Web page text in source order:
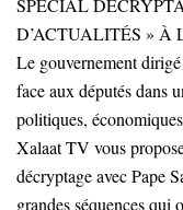
SPÉCIAL
D’ACTUALITÉS » À
Le gouvernement
face aux députés dans
politiques,
Xalaat TV vous
décryptage avec Pape
grandes séquences qui